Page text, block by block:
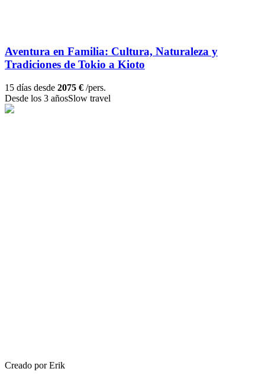
Aventura en Familia: Cultura, Naturaleza y
Tradiciones de Tokio a Kioto
15 días desde 2075 € /pers.
Desde los 3 añosSlow travel
Creado por Erik